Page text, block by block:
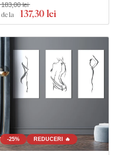
de la 137,30 lei
183,00 lei
-25% REDUCERI 🔥